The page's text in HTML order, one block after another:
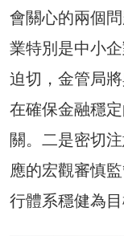
會關心的兩個
業特別是中小
迫切，金管局
在確保金融穩
關。二是密切
應的宏觀審慎
行體系穩健為目